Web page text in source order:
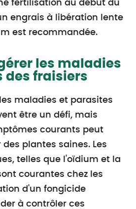
fertilisation au début du
engrais à libération lente
est recommandée.
les maladies
des fraisiers
maladies et parasites
être un défi, mais
courants peut
plantes saines. Les
telles que l'oïdium et la
courantes chez les
d'un fongicide
à contrôler ces